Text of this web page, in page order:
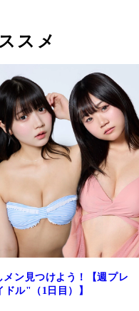
スメ
ン見つけよう！【週プレ
ル"（1日目）】